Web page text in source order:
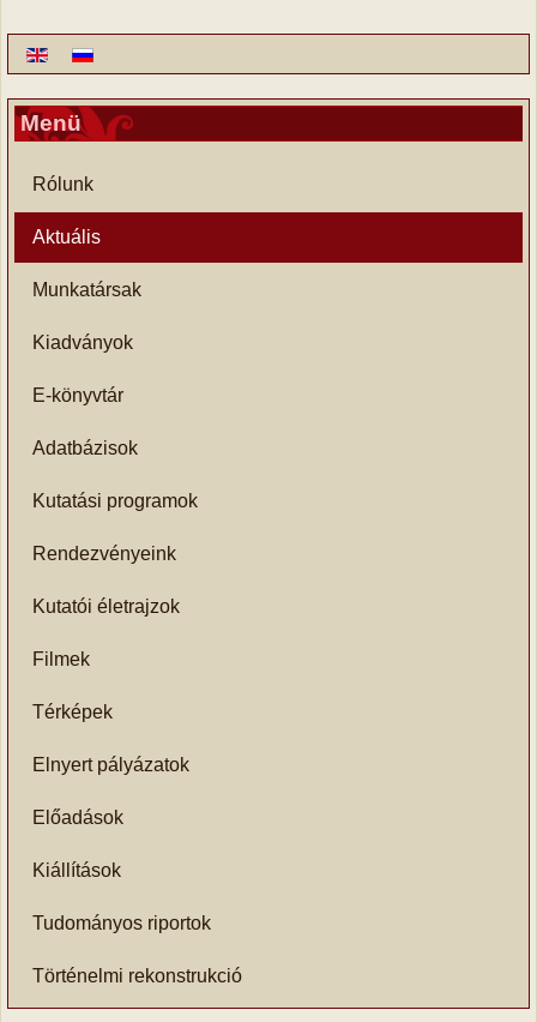
Menü
Rólunk
Aktuális
Munkatársak
Kiadványok
E-könyvtár
Adatbázisok
Kutatási programok
Rendezvényeink
Kutatói életrajzok
Filmek
Térképek
Elnyert pályázatok
Előadások
Kiállítások
Tudományos riportok
Történelmi rekonstrukció